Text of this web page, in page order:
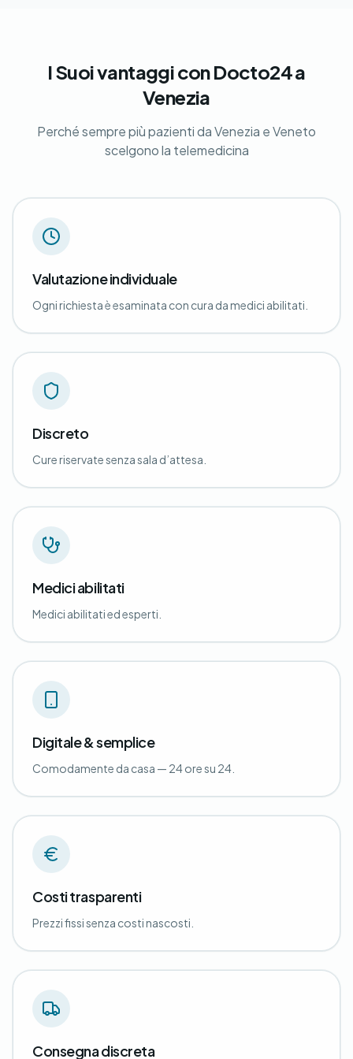
I Suoi vantaggi con Docto24 a
Venezia
Perché sempre più pazienti da Venezia e Veneto
scelgono la telemedicina
Valutazione individuale
Ogni richiesta è esaminata con cura da medici abilitati.
Discreto
Cure riservate senza sala d’attesa.
Medici abilitati
Medici abilitati ed esperti.
Digitale & semplice
Comodamente da casa — 24 ore su 24.
Costi trasparenti
Prezzi fissi senza costi nascosti.
Consegna discreta